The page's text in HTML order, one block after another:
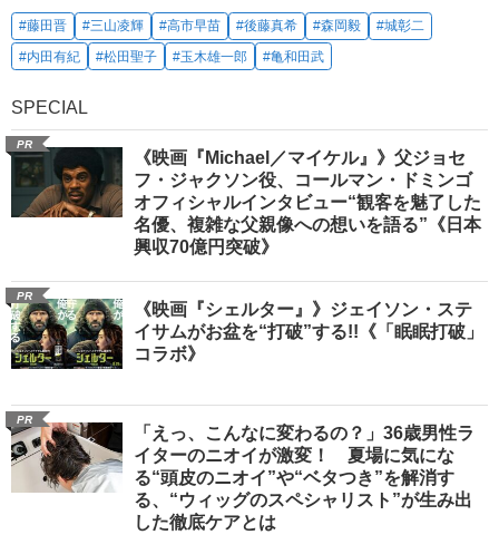
#藤田晋 #三山凌輝 #高市早苗 #後藤真希 #森岡毅
#城彰二
#内田有紀
#松田聖子 #玉木雄一郎 #亀和田武
SPECIAL
PR
《映画『Michael／マイケル』》父ジョセ
フ・ジャクソン役、コールマン・ドミンゴ
オフィシャルインタビュー“観客を魅了した
名優、複雑な父親像への想いを語る”《日本
興収70億円突破》
PR
《映画『シェルター』》ジェイソン・ステ
イサムがお盆を“打破”する!!《「眠眠打破」
コラボ》
PR
「えっ、こんなに変わるの？」36歳男性ラ
イターのニオイが激変！ 夏場に気にな
る“頭皮のニオイ”や“ベタつき”を解消す
る、“ウィッグのスペシャリスト”が生み出
した徹底ケアとは